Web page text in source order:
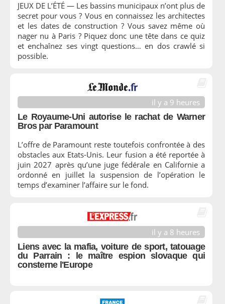
JEUX DE L’ÉTÉ — Les bassins municipaux n’ont plus de
secret pour vous ? Vous en connaissez les architectes
et les dates de construction ? Vous savez même où
nager nu à Paris ? Piquez donc une tête dans ce quiz
et enchaînez ses vingt questions… en dos crawlé si
possible.
il y a 9 heures
Le Royaume-Uni autorise le rachat de Warner
Bros par Paramount
L’offre de Paramount reste toutefois confrontée à des
obstacles aux Etats-Unis. Leur fusion a été reportée à
juin 2027 après qu’une juge fédérale en Californie a
ordonné en juillet la suspension de l’opération le
temps d’examiner l’affaire sur le fond.
il y a 8 heures
Liens avec la mafia, voiture de sport, tatouage
du Parrain : le maître espion slovaque qui
consterne l'Europe